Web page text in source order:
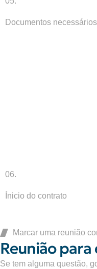
Documentos
06.
Ínicio do contrato
Marcar uma reunião
Reunião
Se tem alguma questão,